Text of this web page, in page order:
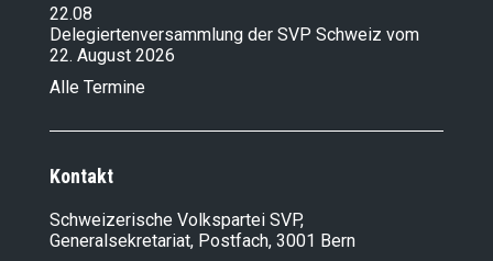
22.08
Delegiertenversammlung der SVP Schweiz vom
22. August 2026
Alle Termine
Kontakt
Schweizerische Volkspartei SVP,
Generalsekretariat, Postfach, 3001 Bern